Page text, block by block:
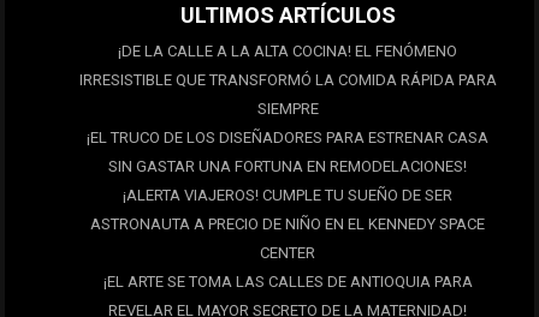
ULTIMOS ARTÍCULOS
¡DE LA CALLE A LA ALTA COCINA! EL FENÓMENO
IRRESISTIBLE QUE TRANSFORMÓ LA COMIDA RÁPIDA PARA
SIEMPRE
¡EL TRUCO DE LOS DISEÑADORES PARA ESTRENAR CASA
SIN GASTAR UNA FORTUNA EN REMODELACIONES!
¡ALERTA VIAJEROS! CUMPLE TU SUEÑO DE SER
ASTRONAUTA A PRECIO DE NIÑO EN EL KENNEDY SPACE
CENTER
¡EL ARTE SE TOMA LAS CALLES DE ANTIOQUIA PARA
REVELAR EL MAYOR SECRETO DE LA MATERNIDAD!